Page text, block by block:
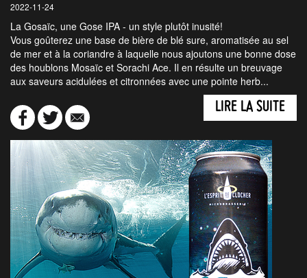
2022-11-24
La Gosaïc, une Gose IPA - un style plutôt inusité!
Vous goûterez une base de bière de blé sure, aromatisée au sel
de mer et à la coriandre à laquelle nous ajoutons une bonne dose
des houblons Mosaïc et Sorachi Ace. Il en résulte un breuvage
aux saveurs acidulées et citronnées avec une pointe herb...
LIRE LA SUITE